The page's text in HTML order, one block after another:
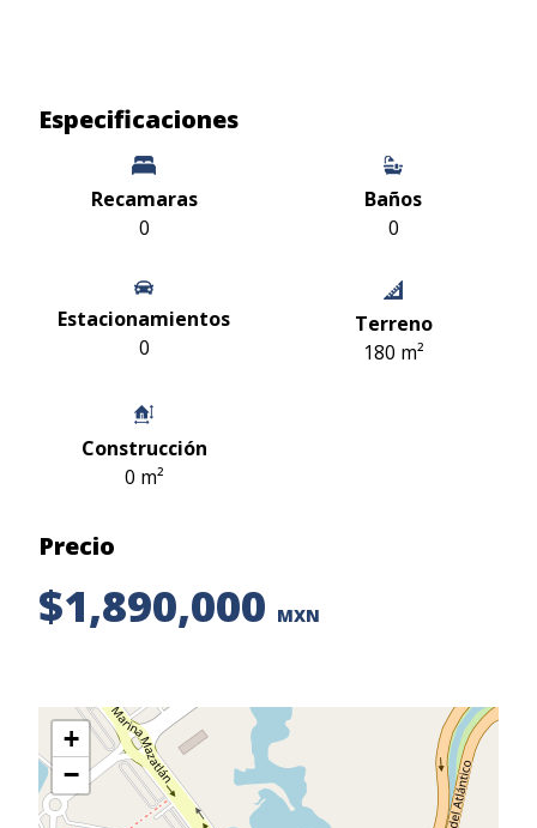
Especificaciones
Recamaras
0
Baños
0
Estacionamientos
0
Terreno
180 m²
Construcción
0 m²
Precio
$1,890,000 MXN
+
−